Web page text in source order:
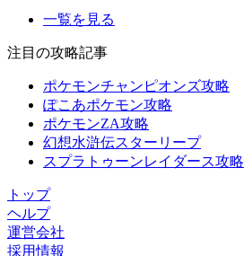
一覧を見る
注目の攻略記事
ポケモンチャンピオンズ攻略
ぽこあポケモン攻略
ポケモンZA攻略
幻想水滸伝スターリープ
スプラトゥーンレイダース攻略
トップ
ヘルプ
運営会社
採用情報